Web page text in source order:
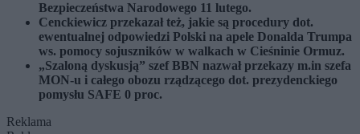
Bezpieczeństwa Narodowego 11 lutego.
Cenckiewicz przekazał też, jakie są procedury dot.
ewentualnej odpowiedzi Polski na apele Donalda Trumpa
ws. pomocy sojuszników w walkach w Cieśninie Ormuz.
„Szaloną dyskusją” szef BBN nazwał przekazy m.in szefa
MON-u i całego obozu rządzącego dot. prezydenckiego
pomysłu SAFE 0 proc.
Reklama